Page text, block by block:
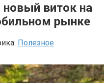
новый виток на
рынке
Полезное